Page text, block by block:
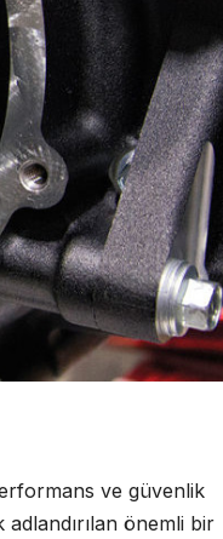
ve güvenlik
önemli bir